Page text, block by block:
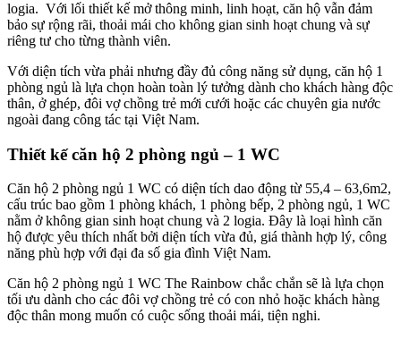
logia. Với lối thiết kế mở thông minh, linh hoạt, căn hộ vẫn đảm
bảo sự rộng rãi, thoải mái cho không gian sinh hoạt chung và sự
riêng tư cho từng thành viên.
Với diện tích vừa phải nhưng đầy đủ công năng sử dụng, căn hộ 1
phòng ngủ là lựa chọn hoàn toàn lý tưởng dành cho khách hàng độc
thân, ở ghép, đôi vợ chồng trẻ mới cưới hoặc các chuyên gia nước
ngoài đang công tác tại Việt Nam.
Thiết kế căn hộ 2 phòng ngủ – 1 WC
Căn hộ 2 phòng ngủ 1 WC có diện tích dao động từ 55,4 – 63,6m2,
cấu trúc bao gồm 1 phòng khách, 1 phòng bếp, 2 phòng ngủ, 1 WC
nằm ở không gian sinh hoạt chung và 2 logia. Đây là loại hình căn
hộ được yêu thích nhất bởi diện tích vừa đủ, giá thành hợp lý, công
năng phù hợp với đại đa số gia đình Việt Nam.
Căn hộ 2 phòng ngủ 1 WC The Rainbow chắc chắn sẽ là lựa chọn
tối ưu dành cho các đôi vợ chồng trẻ có con nhỏ hoặc khách hàng
độc thân mong muốn có cuộc sống thoải mái, tiện nghi.